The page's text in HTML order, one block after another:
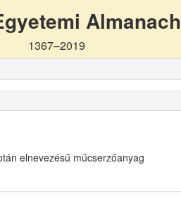
Almanach
1367–2019
elnevezésű műcserzőanyag